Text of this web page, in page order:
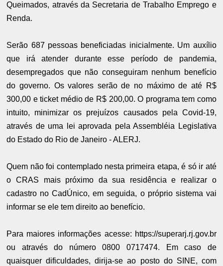
Queimados, através da Secretaria de Trabalho Emprego e
Renda.
Serão 687 pessoas beneficiadas inicialmente. Um auxílio
que irá atender durante esse período de pandemia,
desempregados que não conseguiram nenhum benefício
do governo. Os valores serão de no máximo de até R$
300,00 e ticket médio de R$ 200,00. O programa tem como
intuito, minimizar os prejuízos causados pela Covid-19,
através de uma lei aprovada pela Assembléia Legislativa
do Estado do Rio de Janeiro - ALERJ.
Quem não foi contemplado nesta primeira etapa, é só ir até
o CRAS mais próximo da sua residência e realizar o
cadastro no CadÚnico, em seguida, o próprio sistema vai
informar se ele tem direito ao benefício.
Para maiores informações acesse: https://superarj.rj.gov.br
ou através do número 0800 0717474. Em caso de
quaisquer dificuldades, dirija-se ao posto do SINE, com